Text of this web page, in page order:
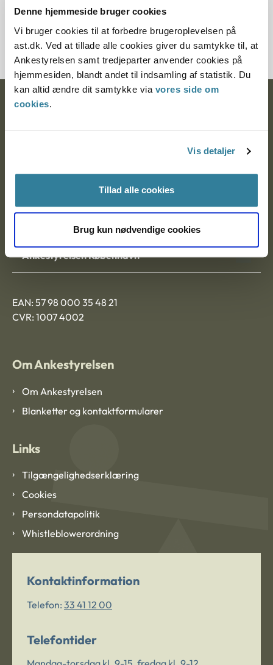
Denne hjemmeside bruger cookies
Vi bruger cookies til at forbedre brugeroplevelsen på
ast.dk. Ved at tillade alle cookies giver du samtykke til, at
Ankestyrelsen samt tredjeparter anvender cookies på
hjemmesiden, blandt andet til indsamling af statistik. Du
kan altid ændre dit samtykke via vores side om
cookies.
Vis detaljer
Tillad alle cookies
Brug kun nødvendige cookies
Journalnummer
11004-8320944-84
Ankestyrelsen
Postadresse:
9000 Aalborg
Ankestyrelsen København
EAN: 57 98 000 35 48 21
CVR: 1007 4002
Om Ankestyrelsen
Om Ankestyrelsen
Blanketter og kontaktformularer
Links
Tilgængelighedserklæring
Cookies
Persondatapolitik
Whistleblowerordning
Kontaktinformation
Telefon: 33 41 12 00
Telefontider